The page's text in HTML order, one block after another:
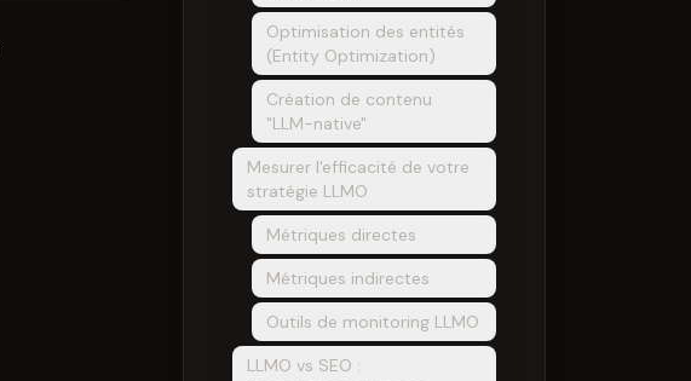
Optimisation des entités
(Entity Optimization)
Création de contenu
"LLM-native"
Mesurer l'efficacité de votre
stratégie LLMO
Métriques directes
Métriques indirectes
Outils de monitoring LLMO
LLMO vs SEO :